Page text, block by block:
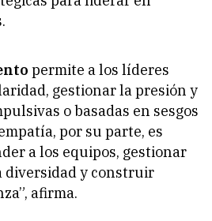
permite a los líderes
gestionar la presión y
o basadas en sesgos
por su parte, es
a los equipos, gestionar
diversidad y construir
afirma.